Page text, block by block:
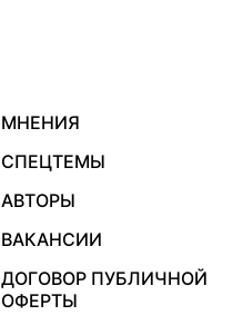
МНЕНИЯ
СПЕЦТЕМЫ
АВТОРЫ
ВАКАНСИИ
ДОГОВОР ПУБЛИЧНОЙ
ОФЕРТЫ